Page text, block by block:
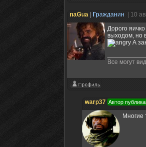
naGua Гражданин
| 10
Дорого
выходом, но
А
Все могут
warp37 Автор
Многие